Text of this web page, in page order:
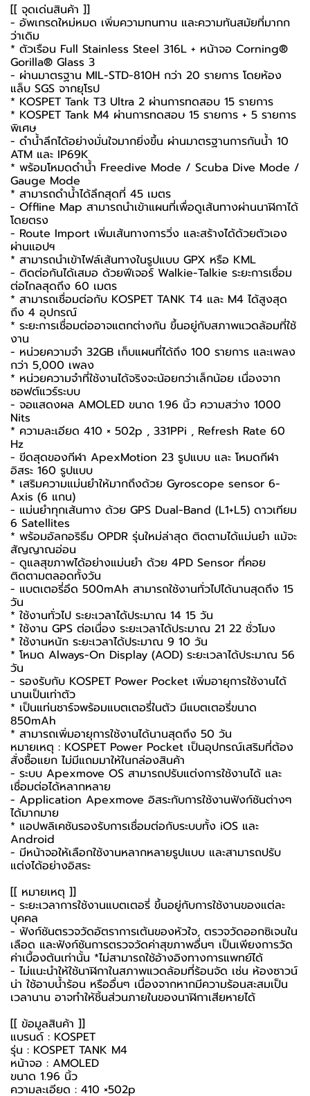
[[ จุดเด่นสินค้า ]]
- อัพเกรดใหม่หมด เพิ่มความทนทาน และความทันสมัยที่มากก
ว่าเดิม
* ตัวเรือน Full Stainless Steel 316L + หน้าจอ Corning®
Gorilla® Glass 3
- ผ่านมาตรฐาน MIL-STD-810H กว่า 20 รายการ โดยห้อง
แล็บ SGS จากยุโรป
* KOSPET Tank T3 Ultra 2 ผ่านการทดสอบ 15 รายการ
* KOSPET Tank M4 ผ่านการทดสอบ 15 รายการ + 5 รายการ
พิเศษ
- ดำน้ำลึกได้อย่างมั่นใจมากยิ่งขึ้น ผ่านมาตรฐานการกันน้ำ 10
ATM และ IP69K
* พร้อมโหมดดำน้ำ Freedive Mode / Scuba Dive Mode /
Gauge Mode
* สามารถดำน้ำได้ลึกสุดที่ 45 เมตร
- Offline Map สามารถนำเข้าแผนที่เพื่อดูเส้นทางผ่านนาฬิกาได้
โดยตรง
- Route Import เพิ่มเส้นทางการวิ่ง และสร้างได้ด้วยตัวเอง
ผ่านแอปฯ
* สามารถนำเข้าไฟล์เส้นทางในรูปแบบ GPX หรือ KML
- ติดต่อกันได้เสมอ ด้วยฟีเจอร์ Walkie-Talkie ระยะการเชื่อม
ต่อไกลสุดถึง 60 เมตร
* สามารถเชื่อมต่อกับ KOSPET TANK T4 และ M4 ได้สูงสุด
ถึง 4 อุปกรณ์
* ระยะการเชื่อมต่ออาจแตกต่างกัน ขึ้นอยู่กับสภาพแวดล้อมที่ใช้
งาน
- หน่วยความจำ 32GB เก็บแผนที่ได้ถึง 100 รายการ และเพลง
กว่า 5,000 เพลง
* หน่วยความจำที่ใช้งานได้จริงจะน้อยกว่าเล็กน้อย เนื่องจาก
ซอฟต์แวร์ระบบ
- จอแสดงผล AMOLED ขนาด 1.96 นิ้ว ความสว่าง 1000
Nits
* ความละเอียด 410 × 502p , 331PPi , Refresh Rate 60
Hz
- ขีดสุดของกีฬา ApexMotion 23 รูปแบบ และ โหมดกีฬา
อิสระ 160 รูปแบบ
* เสริมความแม่นยำให้มากถึงด้วย Gyroscope sensor 6-
Axis (6 แกน)
- แม่นยำทุกเส้นทาง ด้วย GPS Dual-Band (L1+L5) ดาวเทียม
6 Satellites
* พร้อมอัลกอริธึม OPDR รุ่นใหม่ล่าสุด ติดตามได้แม่นยำ แม้จะ
สัญญาณอ่อน
- ดูแลสุขภาพได้อย่างแม่นยำ ด้วย 4PD Sensor ที่คอย
ติดตามตลอดทั้งวัน
- แบตเตอรี่อึด 500mAh สามารถใช้งานทั่วไปได้นานสุดถึง 15
วัน
* ใช้งานทั่วไป ระยะเวลาได้ประมาณ 14 15 วัน
* ใช้งาน GPS ต่อเนื่อง ระยะเวลาได้ประมาณ 21 22 ชั่วโมง
* ใช้งานหนัก ระยะเวลาได้ประมาณ 9 10 วัน
* โหมด Always-On Display (AOD) ระยะเวลาได้ประมาณ 56
วัน
- รองรับกับ KOSPET Power Pocket เพิ่มอายุการใช้งานได้
นานเป็นเท่าตัว
* เป็นแท่นชาร์จพร้อมแบตเตอรี่ในตัว มีแบตเตอรี่ขนาด
850mAh
* สามารถเพิ่มอายุการใช้งานได้นานสุดถึง 50 วัน
หมายเหตุ : KOSPET Power Pocket เป็นอุปกรณ์เสริมที่ต้อง
สั่งซื้อแยก ไม่มีแถมมาให้ในกล่องสินค้า
- ระบบ Apexmove OS สามารถปรับแต่งการใช้งานได้ และ
เชื่อมต่อได้หลากหลาย
- Application Apexmove อิสระกับการใช้งานฟังก์ชันต่างๆ
ได้มากมาย
* แอปพลิเคชันรองรับการเชื่อมต่อกับระบบทั้ง iOS และ
Android
- มีหน้าจอให้เลือกใช้งานหลากหลายรูปแบบ และสามารถปรับ
แต่งได้อย่างอิสระ
[[ หมายเหตุ ]]
- ระยะเวลาการใช้งานแบตเตอรี่ ขึ้นอยู่กับการใช้งานของแต่ละ
บุคคล
- ฟังก์ชันตรวจวัดอัตราการเต้นของหัวใจ, ตรวจวัดออกซิเจนใน
เลือด และฟังก์ชันการตรวจวัดค่าสุขภาพอื่นๆ เป็นเพียงการวัด
ค่าเบื้องต้นเท่านั้น *ไม่สามารถใช้อ้างอิงทางการแพทย์ได้
- ไม่แนะนำให้ใช้นาฬิกาในสภาพแวดล้อมที่ร้อนจัด เช่น ห้องซาวน์
น่า ใช้อาบน้ำร้อน หรืออื่นๆ เนื่องจากหากมีความร้อนสะสมเป็น
เวลานาน อาจทำให้ชิ้นส่วนภายในของนาฬิกาเสียหายได้
[[ ข้อมูลสินค้า ]]
แบรนด์ : KOSPET
รุ่น : KOSPET TANK M4
หน้าจอ : AMOLED
ขนาด 1.96 นิ้ว
ความละเอียด : 410 ×502p